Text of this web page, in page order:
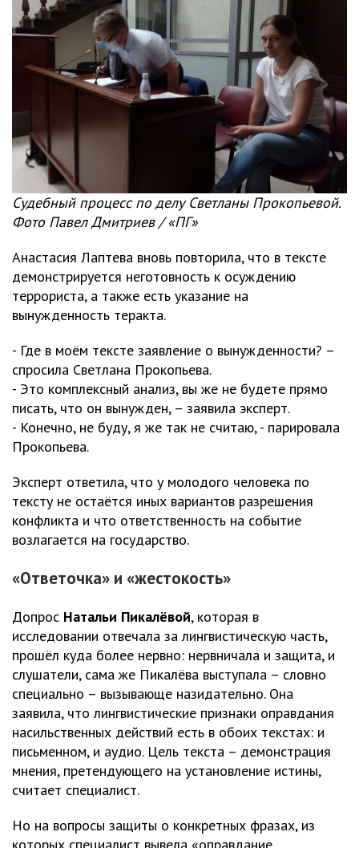
Судебный процесс по делу Светланы Прокопьевой.
Фото Павел Дмитриев / «ПГ»
Анастасия Лаптева вновь повторила, что в тексте
демонстрируется неготовность к осуждению
террориста, а также есть указание на
вынужденность теракта.
- Где в моём тексте заявление о вынужденности? –
спросила Светлана Прокопьева.
- Это комплексный анализ, вы же не будете прямо
писать, что он вынужден, – заявила эксперт.
- Конечно, не буду, я же так не считаю, - парировала
Прокопьева.
Эксперт ответила, что у молодого человека по
тексту не остаётся иных вариантов разрешения
конфликта и что ответственность на событие
возлагается на государство.
«Ответочка» и «жестокость»
Допрос Натальи Пикалёвой, которая в
исследовании отвечала за лингвистическую часть,
прошёл куда более нервно: нервничала и защита, и
слушатели, сама же Пикалёва выступала – словно
специально – вызывающе назидательно. Она
заявила, что лингвистические признаки оправдания
насильственных действий есть в обоих текстах: и
письменном, и аудио. Цель текста – демонстрация
мнения, претендующего на установление истины,
считает специалист.
Но на вопросы защиты о конкретных фразах, из
которых специалист вывела «оправдание